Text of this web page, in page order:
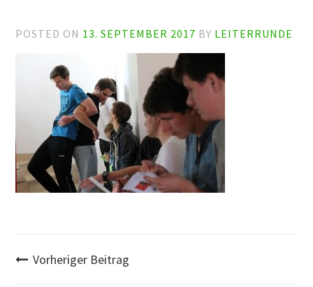
POSTED ON 13. SEPTEMBER 2017 BY LEITERRUNDE
Post
Vorheriger Beitrag